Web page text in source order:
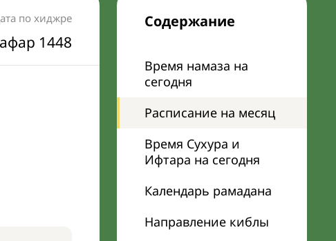
Содержание
Время намаза на
сегодня
Расписание на месяц
Время Сухура и
Ифтара на сегодня
Календарь рамадана
Направление киблы
по хиджре
1448